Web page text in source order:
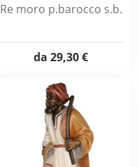
Re moro p.barocco s.b.
da 29,30 €